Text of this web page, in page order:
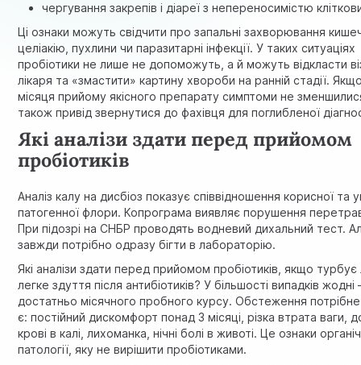
чергування закрепів і діареї з непереносимістю
Ці ознаки можуть свідчити про запальні захворювання
целіакію, пухлини чи паразитарні інфекції. У таких ситуаціях
пробіотики не лише не допоможуть, а й можуть відкласти
лікаря та «змастити» картину хвороби на ранній стадії.
місяця прийому якісного препарату симптоми не
також привід звернутися до фахівця для поглибленої
Які аналізи здати перед прийомом
пробіотиків
Аналіз калу на дисбіоз показує співвідношення корисної та
патогенної флори. Копрограма виявляє порушення
При підозрі на СНБР проводять водневий дихальний тест.
завжди потрібно одразу бігти в лабораторію.
Які аналізи здати перед прийомом пробіотиків, якщо
легке здуття після антибіотиків? У більшості випадків
достатньо місячного пробного курсу. Обстеження
є: постійний дискомфорт понад 3 місяці, різка втрата ваги,
крові в калі, лихоманка, нічні болі в животі. Це ознаки
патології, яку не вирішити пробіотиками.